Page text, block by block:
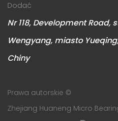
Dodać
Nr 118, Development Road,
Wengyang, miasto
Chiny
Prawa autorskie ©
Zhejiang Huaneng Micro